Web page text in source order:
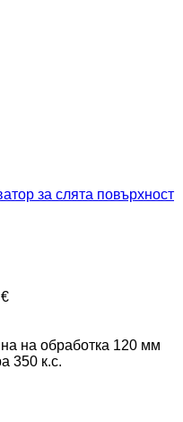
за слята повърхност
на обработка 120 мм
350 к.с.